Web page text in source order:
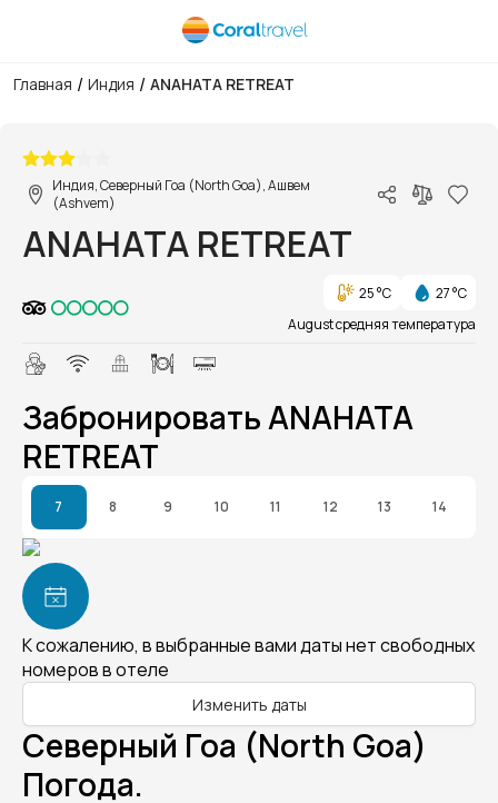
Главная / Индия / ANAHATA RETREAT
Индия, Северный Гоа (North Goa), Ашвем
(Ashvem)
ANAHATA RETREAT
25 °C
27 °C
August средняя температура
Забронировать ANAHATA
RETREAT
7 8 9 10 11 12 13 14
К сожалению, в выбранные вами даты нет свободных
номеров в отеле
Изменить даты
Северный Гоа (North Goa)
Погода.